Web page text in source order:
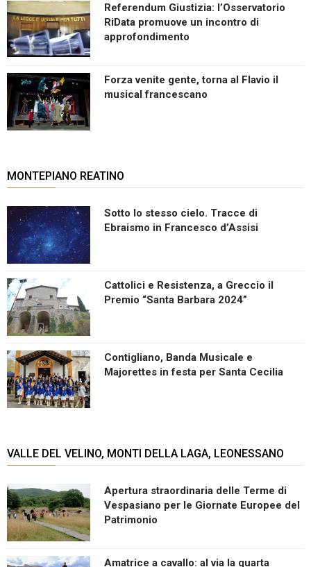
Referendum Giustizia: l’Osservatorio
RiData promuove un incontro di
approfondimento
Forza venite gente, torna al Flavio il
musical francescano
MONTEPIANO REATINO
Sotto lo stesso cielo. Tracce di
Ebraismo in Francesco d’Assisi
Cattolici e Resistenza, a Greccio il
Premio “Santa Barbara 2024”
Contigliano, Banda Musicale e
Majorettes in festa per Santa Cecilia
VALLE DEL VELINO, MONTI DELLA LAGA, LEONESSANO
Apertura straordinaria delle Terme di
Vespasiano per le Giornate Europee del
Patrimonio
Amatrice a cavallo: al via la quarta